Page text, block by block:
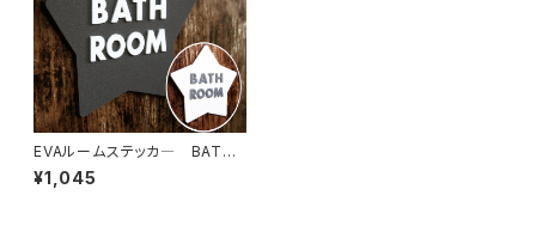
EVAルームステッカ― BATH
ROOM
¥1,045